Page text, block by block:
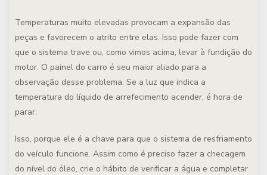
Temperaturas muito elevadas provocam a expansão das
peças e favorecem o atrito entre elas. Isso pode fazer com
que o sistema trave ou, como vimos acima, levar à fundição do
motor. O painel do carro é seu maior aliado para a
observação desse problema. Se a luz que indica a
temperatura do líquido de arrefecimento acender, é hora de
parar.
Isso, porque ele é a chave para que o sistema de resfriamento
do veículo funcione. Assim como é preciso fazer a checagem
do nível do óleo, crie o hábito de verificar a água e completar